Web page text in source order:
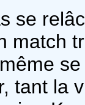
se
match
tant la